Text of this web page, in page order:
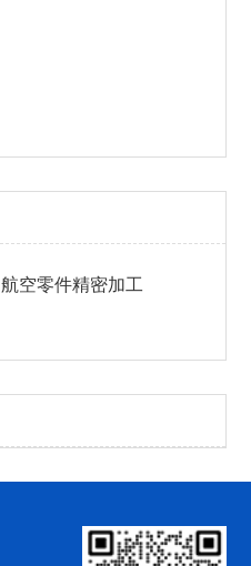
航空零件精密加工